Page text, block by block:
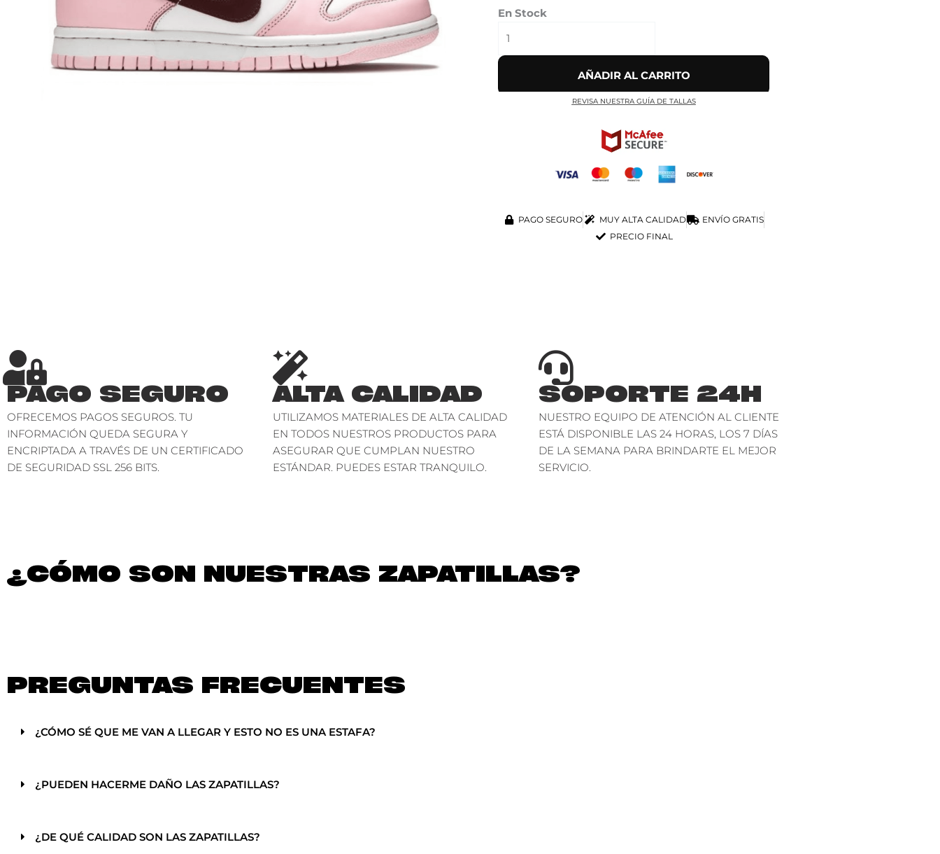
En Stock
AÑADIR AL CARRITO
REVISA NUESTRA GUÍA DE TALLAS
PAGO SEGURO MUY ALTA CALIDAD
ENVÍO GRATIS
PRECIO FINAL
PAGO SEGURO
OFRECEMOS PAGOS SEGUROS. TU
INFORMACIÓN QUEDA SEGURA Y
ENCRIPTADA A TRAVÉS DE UN CERTIFICADO
DE SEGURIDAD SSL 256 BITS.
ALTA CALIDAD
UTILIZAMOS MATERIALES DE ALTA CALIDAD
EN TODOS NUESTROS PRODUCTOS PARA
ASEGURAR QUE CUMPLAN NUESTRO
ESTÁNDAR. PUEDES ESTAR TRANQUILO.
SOPORTE 24H
NUESTRO EQUIPO DE ATENCIÓN AL CLIENTE
ESTÁ DISPONIBLE LAS 24 HORAS, LOS 7 DÍAS
DE LA SEMANA PARA BRINDARTE EL MEJOR
SERVICIO.
¿CÓMO SON NUESTRAS ZAPATILLAS?
PREGUNTAS FRECUENTES
¿CÓMO SÉ QUE ME VAN A LLEGAR Y ESTO NO ES UNA ESTAFA?
¿PUEDEN HACERME DAÑO LAS ZAPATILLAS?
¿DE QUÉ CALIDAD SON LAS ZAPATILLAS?